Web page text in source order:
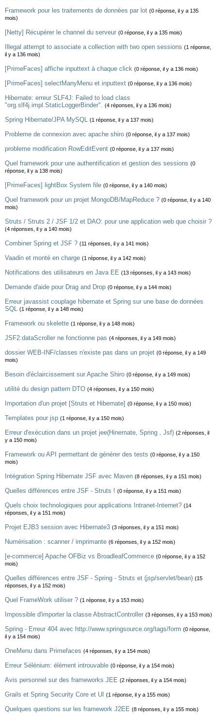
Framework pour les traitements de données par lot (0 réponse, il y a 135
mois)
[Netty] Récupérer le channel du serveur (0 réponse, il y a 135 mois)
Illegal attempt to associate a collection with two open sessions (1 réponse,
il y a 136 mois)
[PrimeFaces] affiche inputtext à chaque click (0 réponse, il y a 136 mois)
[PrimeFaces] selectManyMenu et inputtext (0 réponse, il y a 136 mois)
Hibernate: erreur SLF4J: Failed to load class
"org.slf4j.impl.StaticLoggerBinder". (4 réponses, il y a 136 mois)
Spring Hibernate/JPA MySQL (1 réponse, il y a 137 mois)
Probleme de connexion avec apache shiro (0 réponse, il y a 137 mois)
probleme modification RowEditEvent (0 réponse, il y a 137 mois)
Quel framework pour une authentification et gestion des sessions (0
réponse, il y a 138 mois)
[PrimeFaces] lightBox System file (0 réponse, il y a 140 mois)
Quel framework pour un projet MongoDB/MapReduce ? (0 réponse, il y a 140
mois)
Struts / Struts 2 / JSF 1/2 et DAO: pour une application web que choisir ?
(4 réponses, il y a 140 mois)
Combiner Spring et JSF ? (11 réponses, il y a 141 mois)
Vaadin et monté en charge (1 réponse, il y a 142 mois)
Notifications des utilisateurs en Java EE (13 réponses, il y a 143 mois)
Demande d'aide pour Drag and Drop (0 réponse, il y a 144 mois)
Erreur javassist couplage hibernate et Spring sur une base de données
SQL (1 réponse, il y a 148 mois)
Framework ou skelette (1 réponse, il y a 148 mois)
JSF2:dataScroller ne fonctionne pas (4 réponses, il y a 149 mois)
dossier WEB-INF/classes n'existe pas dans un projet (0 réponse, il y a 149
mois)
Besoin d'éclaircissement sur Apache Shiro (0 réponse, il y a 149 mois)
utilité du design pattern DTO (4 réponses, il y a 150 mois)
Importation d'un projet [Struts et Hibernate] (0 réponse, il y a 150 mois)
Templates pour jsp (1 réponse, il y a 150 mois)
Erreur d'exécution dans un projet jee(Hinernate, Spring , Jsf) (2 réponses, il
y a 150 mois)
Framework ou API permettant de générer des tests (0 réponse, il y a 150
mois)
Intégration Spring Hibernate JSF avec Maven (8 réponses, il y a 151 mois)
Quelles différences entre JSF - Struts ! (0 réponse, il y a 151 mois)
Quels choix technologiques pour applications Intranet-Internet? (14
réponses, il y a 151 mois)
Projet EJB3 session avec Hibernate3 (3 réponses, il y a 151 mois)
Numérisation : scanner / imprimante (6 réponses, il y a 152 mois)
[e-commerce] Apache OFBiz vs BroadleafCommerce (0 réponse, il y a 152
mois)
Quelles différences entre JSF - Spring - Struts et (jsp/servlet/bean) (15
réponses, il y a 152 mois)
Quel FrameWork utiliser ? (1 réponse, il y a 153 mois)
Impossible d'importer la classe AbstractController (3 réponses, il y a 153 mois)
Spring - Erreur 404 avec http://www.springsource.org/tags/form (0 réponse,
il y a 154 mois)
OneMenu dans Primefaces (4 réponses, il y a 154 mois)
Erreur Sélénium: élément introuvable (0 réponse, il y a 154 mois)
Avis personnel sur des frameworks JEE (2 réponses, il y a 154 mois)
Grails et Spring Security Core et UI (1 réponse, il y a 155 mois)
Quelques questions sur les framework J2EE (8 réponses, il y a 155 mois)